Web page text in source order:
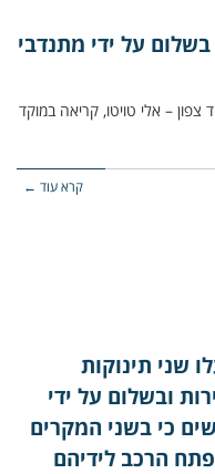
על ידי מתנדבי
אחמ”ש מוקד צפון – אלי טויטו, קריאה במוקד
קרא עוד ←
שני תינוקות
ובשלום על ידי
כי בשני המקרים
הרכב לידיהם